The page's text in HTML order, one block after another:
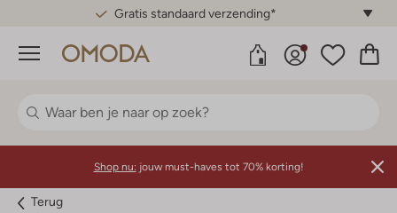
Gratis standaard verzending*
Menu
Shop nu: jouw must-haves tot 70% korting!
Terug